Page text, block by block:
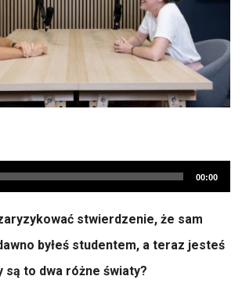
00:00
stwierdzenie, że sam
byłeś studentem, a teraz jesteś
są to dwa różne światy?